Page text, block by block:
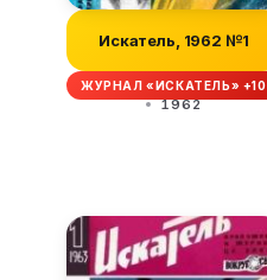
Искатель, 1962 №1
ЖУРНАЛ «ИСКАТЕЛЬ» +10
1962